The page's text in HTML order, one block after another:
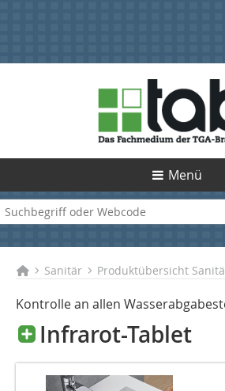
Menü
Sanitär Produktübersicht
Kontrolle an allen
Infrarot-Tablet